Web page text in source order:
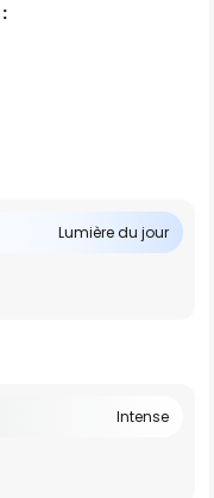
Lumière du jour
Intense